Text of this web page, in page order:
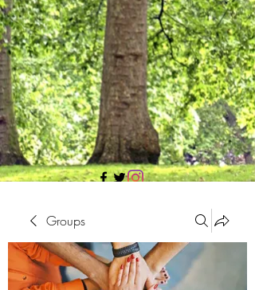
Groups